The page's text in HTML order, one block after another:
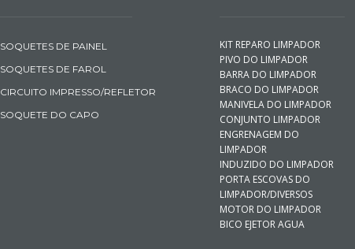
SOQUETES DE PAINEL
SOQUETES DE FAROL
CIRCUITO IMPRESSO/REFLETOR
SOQUETE DO CAPO
KIT REPARO LIMPADOR
PIVO DO LIMPADOR
BARRA DO LIMPADOR
BRACO DO LIMPADOR
MANIVELA DO LIMPADOR
CONJUNTO LIMPADOR
ENGRENAGEM DO
LIMPADOR
INDUZIDO DO LIMPADOR
PORTA ESCOVAS DO
LIMPADOR/DIVERSOS
MOTOR DO LIMPADOR
BICO EJETOR AGUA